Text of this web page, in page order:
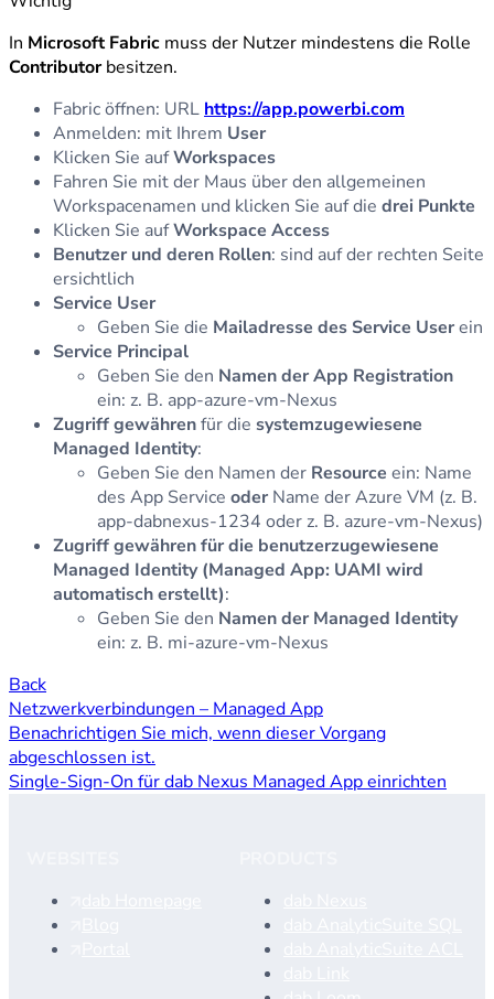
In Microsoft Fabric muss der Nutzer mindestens die Rolle
Contributorbesitzen.
Fabric öffnen: URL https://app.powerbi.com
Anmelden: mit Ihrem User
Klicken Sie aufWorkspaces
Fahren Sie mit der Maus über den allgemeinen
Workspacenamen und klicken Sie auf die drei Punkte
Klicken Sie aufWorkspace Access
Benutzer und deren Rollen: sind auf der rechten Seite
ersichtlich
Service User
Geben Sie die Mailadresse des Service Userein
Service Principal
Geben Sie den Namen der App Registration
ein: z. B. app-azure-vm-Nexus
Zugriff gewährenfür die systemzugewiesene
Managed Identity:
Geben Sie den Namen der Resource ein: Name
des App Service oder Name der Azure VM (z. B.
app-dabnexus-1234 oder z. B. azure-vm-Nexus)
Zugriff gewähren für die benutzerzugewiesene
Managed Identity (Managed App: UAMI wird
automatisch erstellt):
Geben Sie den Namen der Managed Identity
ein: z. B. mi-azure-vm-Nexus
Back
Netzwerkverbindungen – Managed App
Benachrichtigen Sie mich, wenn dieser Vorgang
abgeschlossen ist.
Single-Sign-On für dab Nexus Managed App einrichten